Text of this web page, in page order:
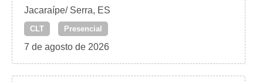
Jacaraípe/ Serra, ES
CLT Presencial
7 de agosto de 2026